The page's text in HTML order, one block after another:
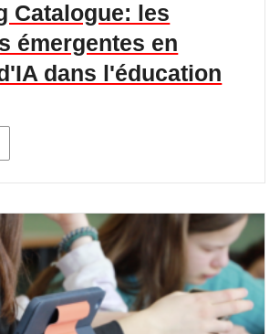
Catalogue: les
émergentes en
dans l'éducation